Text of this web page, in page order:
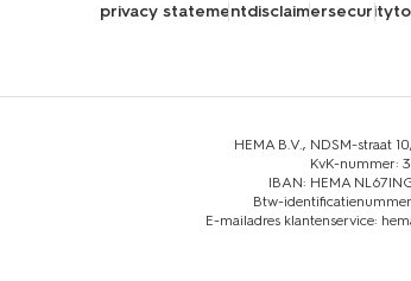
privacy statementdisclaimersecurity
HEMA B.V., NDSM-straat
KvK-nummer:
IBAN: HEMA
Btw-
E-mailadres klantenservice: